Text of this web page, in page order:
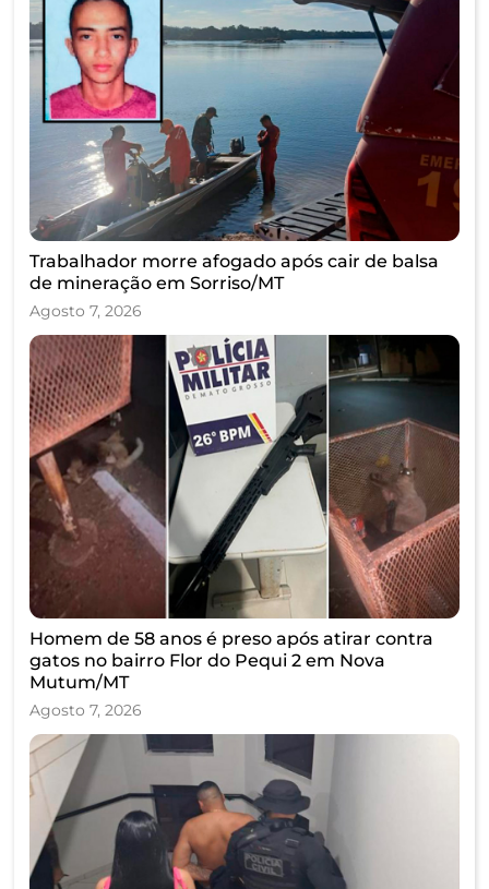
Trabalhador morre afogado após cair de balsa
de mineração em Sorriso/MT
Agosto 7, 2026
Homem de 58 anos é preso após atirar contra
gatos no bairro Flor do Pequi 2 em Nova
Mutum/MT
Agosto 7, 2026